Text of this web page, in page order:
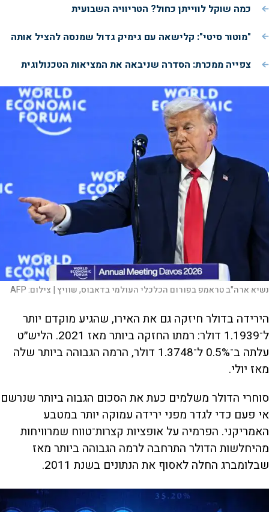
כמה שוקל לווייתן כחול? הטריוויה השבועית
"מוטור סיטי": קלישאה עם גימיק גדול שמנסה להציל אותה
צפייה ממכרת: הסדרה שניבאה את המציאות הטכנולוגית
נשיא ארה"ב טראמפ בפורום הכלכלי העולמי בדאבוס, שוויץ | צילום:AFP
הירידה בדולר חיזקה גם את האירו, שהגיע מוקדם יותר
ל־1.1939 דולר: רמתו החזקה ביותר מאז 2021. הליש״ט
עלתה ב־0.5% ל־1.3748 דולר, הרמה הגבוהה ביותר שלה
מאז יולי.
סוחרי הדולר משלמים כעת את הסכום הגבוה ביותר שנרשם
אי פעם כדי לגדר מפני ירידה עמוקה יותר במטבע
האמריקני. הפרמיה על אופציות קצרות־טווח שמרוויחות
מהיחלשות הדולר התרחבה לרמה הגבוהה ביותר מאז
שבלומברג החלה לאסוף את הנתונים בשנת 2011.